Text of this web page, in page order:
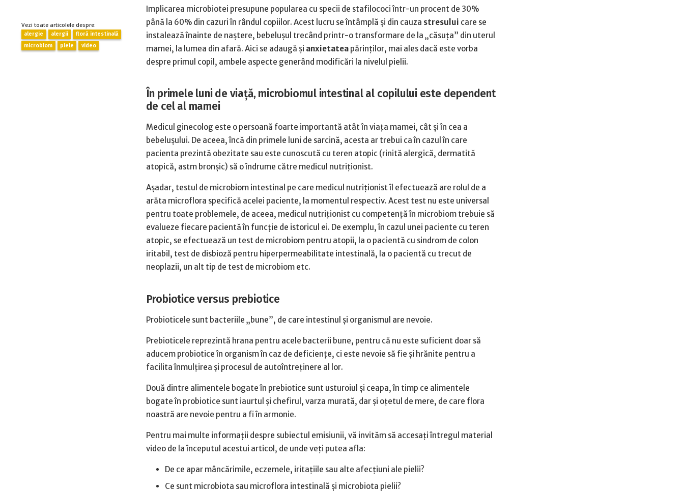
Vezi toate articolele despre:
alergie alergii
floră intestinală
microbiom
piele video
Implicarea microbiotei presupune popularea cu specii de stafilococi într-un procent de 30%
până la 60% din cazuri în rândul copiilor. Acest lucru se întâmplă și din cauza stresului care se
instalează înainte de naștere, bebelușul trecând printr-o transformare de la „căsuța” din uterul
mamei, la lumea din afară. Aici se adaugă și anxietateapărinților, mai ales dacă este vorba
despre primul copil, ambele aspecte generând modificări la nivelul pielii.
În primele luni de viață, microbiomul intestinal al copilului este dependent
de cel al mamei
Medicul ginecolog este o persoană foarte importantă atât în viața mamei, cât și în cea a
bebelușului. De aceea, încă din primele luni de sarcină, acesta ar trebui ca în cazul în care
pacienta prezintă obezitate sau este cunoscută cu teren atopic (rinită alergică, dermatită
atopică, astm bronșic) să o îndrume către medicul nutriționist.
Așadar, testul de microbiom intestinal pe care medicul nutriționist îl efectuează are rolul de a
arăta microflora specifică acelei paciente, la momentul respectiv. Acest test nu este universal
pentru toate problemele, de aceea, medicul nutriționist cu competență în microbiom trebuie să
evalueze fiecare pacientă în funcție de istoricul ei. De exemplu, în cazul unei paciente cu teren
atopic, se efectuează un test de microbiom pentru atopii, la o pacientă cu sindrom de colon
iritabil, test de disbioză pentru hiperpermeabilitate intestinală, la o pacientă cu trecut de
neoplazii, un alt tip de test de microbiom etc.
Probiotice versus prebiotice
Probioticele sunt bacteriile „bune”, de care intestinul și organismul are nevoie.
Prebioticele reprezintă hrana pentru acele bacterii bune, pentru că nu este suficient doar să
aducem probiotice în organism în caz de deficiențe, ci este nevoie să fie și hrănite pentru a
facilita înmulțirea și procesul de autoîntreținere al lor.
Două dintre alimentele bogate în prebiotice sunt usturoiul și ceapa, în timp ce alimentele
bogate în probiotice sunt iaurtul și chefirul, varza murată, dar și oțetul de mere, de care flora
noastră are nevoie pentru a fi în armonie.
Pentru mai multe informații despre subiectul emisiunii, vă invităm să accesați întregul material
video de la începutul acestui articol, de unde veți putea afla:
De ce apar mâncărimile, eczemele, iritațiile sau alte afecțiuni ale pielii?
Ce sunt microbiota sau microflora intestinală și microbiota pielii?